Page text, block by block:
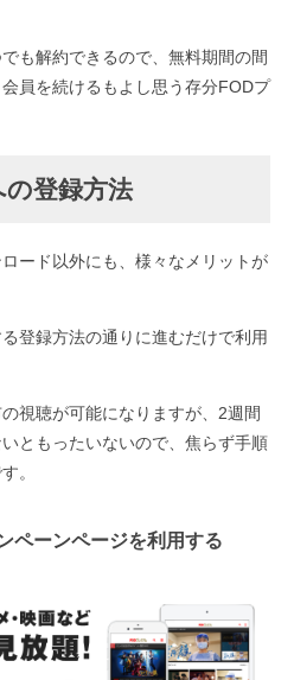
も解約できるので、無料期間の間
員を続けるもよし思う存分FODプ
登録方法
ード以外にも、様々なメリットが
登録方法の通りに進むだけで利用
視聴が可能になりますが、2週間
ともったいないので、焦らず手順
。
ペーンページを利用する